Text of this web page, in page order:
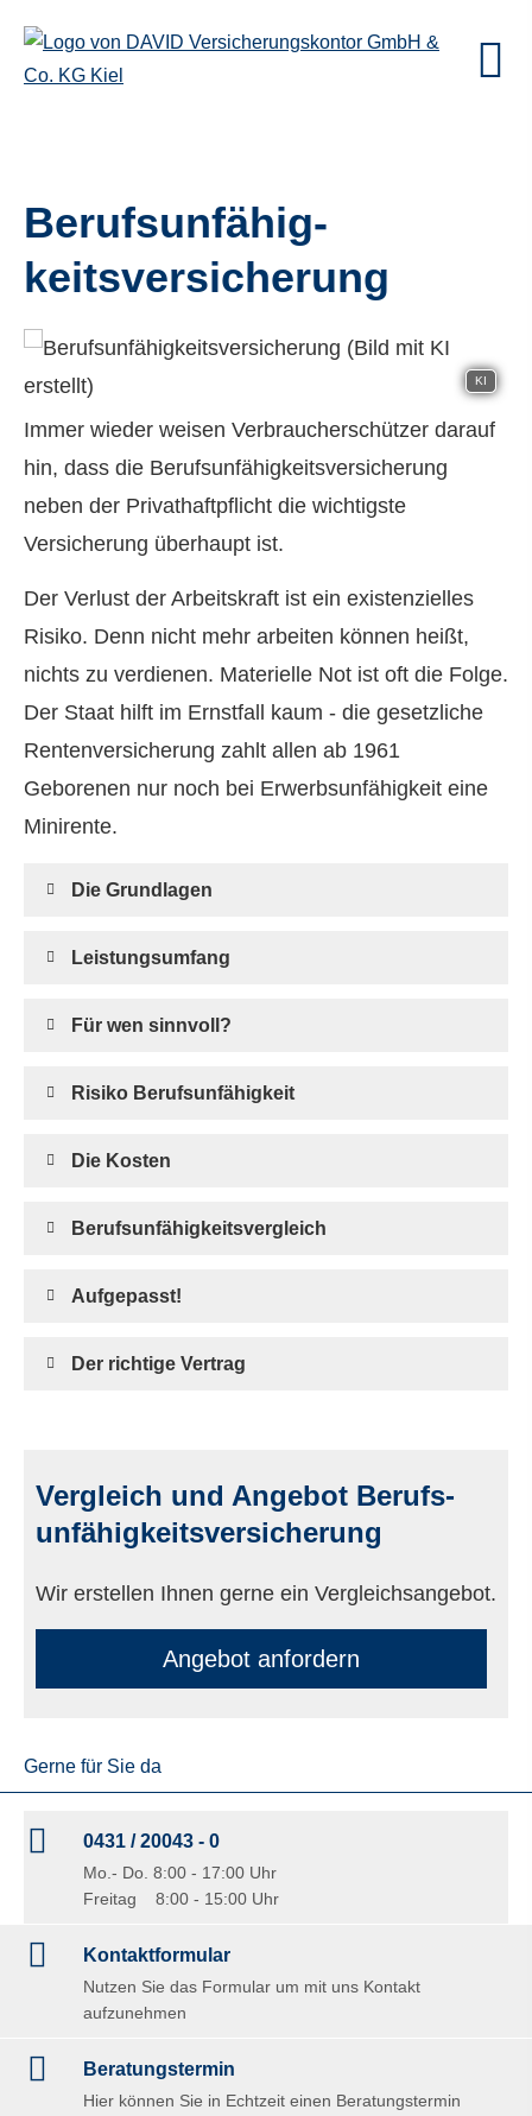
Berufs­unfähig­
keitsversicherung
KI
Immer wieder weisen Verbraucherschützer darauf
hin, dass die Berufs­unfähig­keitsversicherung
neben der Privathaftpflicht die wichtigste
Versicherung überhaupt ist.
Der Verlust der Arbeitskraft ist ein existenzielles
Risiko. Denn nicht mehr arbeiten können heißt,
nichts zu verdienen. Materielle Not ist oft die Folge.
Der Staat hilft im Ernstfall kaum - die gesetzliche
Rentenversicherung zahlt allen ab 1961
Geborenen nur noch bei Erwerbsunfähigkeit eine
Minirente.
Die Grundlagen
Leistungsumfang
Für wen sinnvoll?
Risiko Berufs­unfähig­keit
Die Kosten
Berufs­unfähig­keitsvergleich
Aufgepasst!
Der richtige Vertrag
Vergleich und Angebot Berufs­
unfähig­keitsversicherung
Wir erstellen Ihnen gerne ein Vergleichsangebot.
An­ge­bot an­for­dern
Gerne für Sie da
0431 / 20043 - 0
Mo.- Do. 8:00 - 17:00 Uhr
Freitag 8:00 - 15:00 Uhr
Kontaktformular
Nutzen Sie das Formular um mit uns Kontakt
aufzunehmen
Beratungstermin
Hier können Sie in Echtzeit einen Beratungstermin